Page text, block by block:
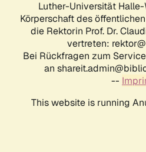
Luther-Universität
Körperschaft des
die Rektorin Prof. Dr.
vertreten:
Bei Rückfragen zum
an
--
This website is running